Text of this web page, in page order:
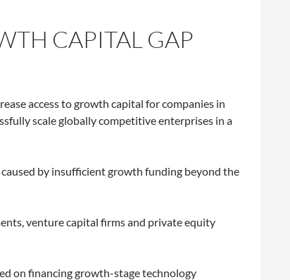
CAPITAL GAP
access to growth capital for companies in
scale globally competitive enterprises in a
by insufficient growth funding beyond the
venture capital firms and private equity
on financing growth-stage technology